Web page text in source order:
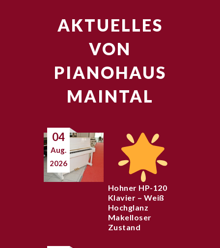
AKTUELLES
VON
PIANOHAUS
MAINTAL
04
Aug.
2026
Hohner HP-120
Klavier – Weiß
Hochglanz
Makelloser
Zustand